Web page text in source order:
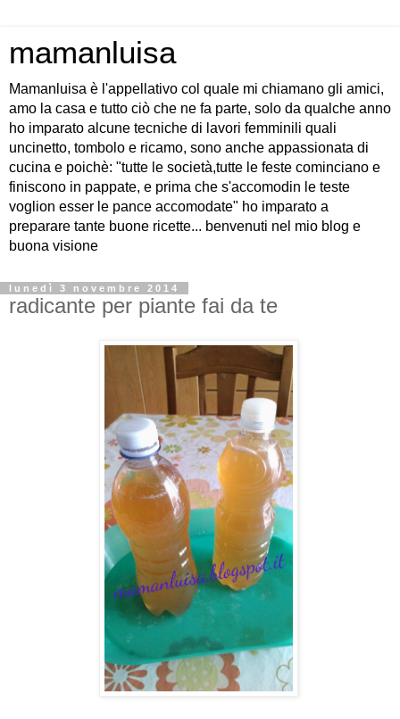
mamanluisa
Mamanluisa è l'appellativo col quale mi chiamano gli amici,
amo la casa e tutto ciò che ne fa parte, solo da qualche anno
ho imparato alcune tecniche di lavori femminili quali
uncinetto, tombolo e ricamo, sono anche appassionata di
cucina e poichè: "tutte le società,tutte le feste cominciano e
finiscono in pappate, e prima che s'accomodin le teste
voglion esser le pance accomodate" ho imparato a
preparare tante buone ricette... benvenuti nel mio blog e
buona visione
lunedì 3 novembre 2014
radicante per piante fai da te